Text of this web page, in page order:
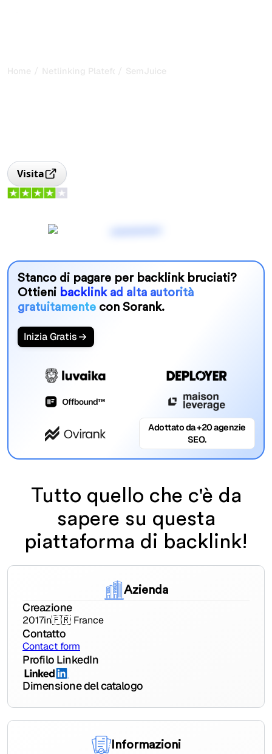
Home / Netlinking Plateform
/ SemJuice
Visita
Stanco di pagare per backlink bruciati?
Ottieni backlink ad alta autorità
gratuitamente con Sorank.
Inizia Gratis
Adottato da +20 agenzie
SEO.
Tutto quello che c'è da
sapere su questa
piattaforma di backlink!
Azienda
Creazione
2017in🇫🇷 France
Contatto
Contact form
Profilo LinkedIn
Dimensione del catalogo
Informazioni